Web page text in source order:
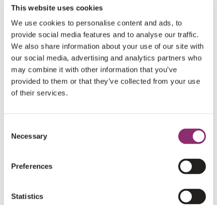
This website uses cookies
We use cookies to personalise content and ads, to
provide social media features and to analyse our traffic.
We also share information about your use of our site with
our social media, advertising and analytics partners who
may combine it with other information that you’ve
provided to them or that they’ve collected from your use
of their services.
Selection
Necessary
Preferences
Statistics
DONEER NU
HARTELIJK DANK AAN ONZE DONATEURS
ANONIEM
MIRJAM DE J €5
MIRJAM DE J €20